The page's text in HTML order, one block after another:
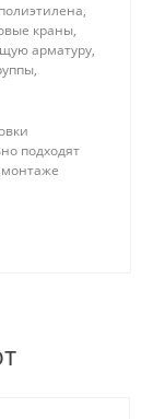
краны,
арматуру,
подходят
монтаже